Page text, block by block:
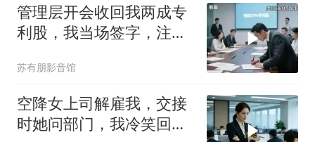
管理层开会收回我两成专
利股，我当场签字，注销
苏有朋影音馆
空降女上司解雇我，交接
时她问部门，我冷笑回